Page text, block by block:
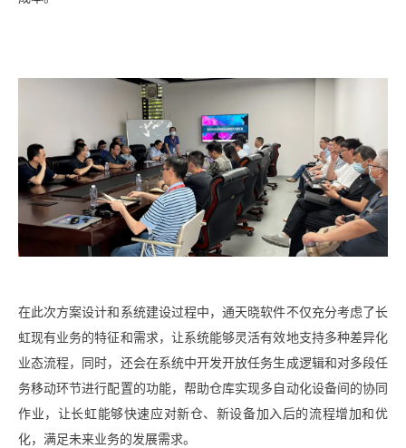
在此次方案设计和系统建设过程中，通天晓软件不仅充分考虑了长
虹现有业务的特征和需求，让系统能够灵活有效地支持多种差异化
业态流程，同时，还会在系统中开发开放任务生成逻辑和对多段任
务移动环节进行配置的功能，帮助仓库实现多自动化设备间的协同
作业，让长虹能够快速应对新仓、新设备加入后的流程增加和优
化，满足未来业务的发展需求。